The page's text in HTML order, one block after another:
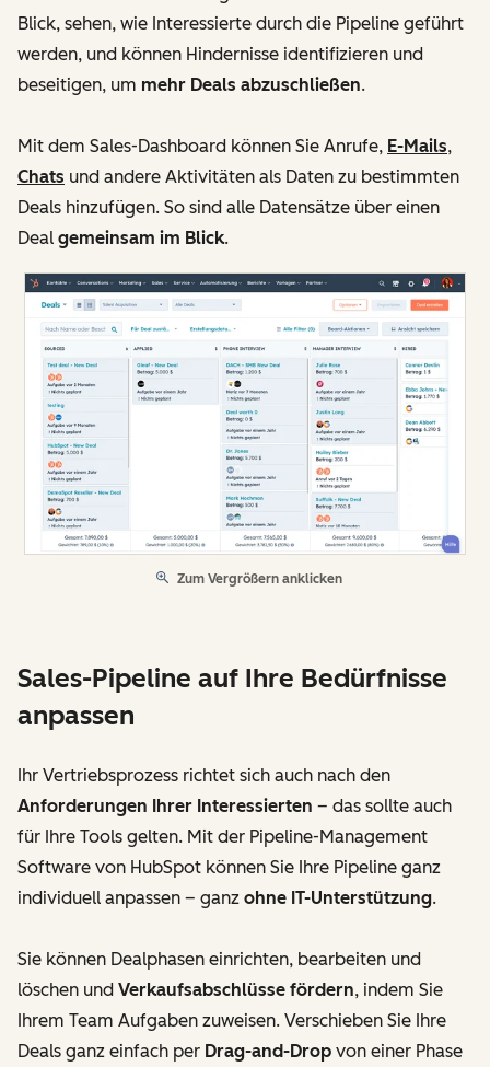
Blick, sehen, wie Interessierte durch die Pipeline geführt
werden, und können Hindernisse identifizieren und
beseitigen, um mehr Deals abzuschließen.
Mit dem Sales-Dashboard können Sie Anrufe, E-Mails,
Chats und andere Aktivitäten als Daten zu bestimmten
Deals hinzufügen. So sind alle Datensätze über einen
Deal gemeinsam im Blick.
Zum Vergrößern anklicken
Sales-Pipeline auf Ihre Bedürfnisse
anpassen
Ihr Vertriebsprozess richtet sich auch nach den
Anforderungen Ihrer Interessierten – das sollte auch
für Ihre Tools gelten. Mit der Pipeline-Management
Software von HubSpot können Sie Ihre Pipeline ganz
individuell anpassen – ganz ohne IT-Unterstützung.
Sie können Dealphasen einrichten, bearbeiten und
löschen und Verkaufsabschlüsse fördern, indem Sie
Ihrem Team Aufgaben zuweisen. Verschieben Sie Ihre
Deals ganz einfach per Drag-and-Drop von einer Phase